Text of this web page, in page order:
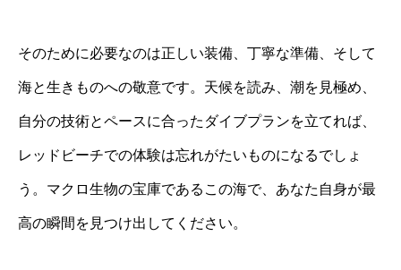
そのために必要なのは正しい装備、丁寧な準備、そして
海と生きものへの敬意です。天候を読み、潮を見極め、
自分の技術とペースに合ったダイブプランを立てれば、
レッドビーチでの体験は忘れがたいものになるでしょ
う。マクロ生物の宝庫であるこの海で、あなた自身が最
高の瞬間を見つけ出してください。